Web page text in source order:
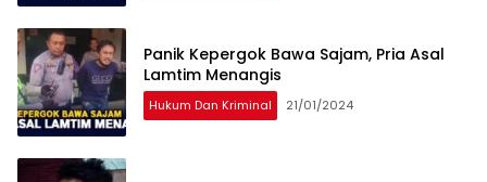
Panik Kepergok Bawa Sajam, Pria Asal
Lamtim Menangis
Hukum Dan Kriminal 21/01/2024